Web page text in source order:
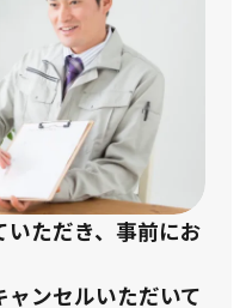
いただき、事前にお
ンセルいただいて